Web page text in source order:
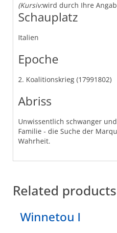
(Kursiv:wird durch Ihre
Schauplatz
Italien
Epoche
2. Koalitionskrieg (17991802)
Abriss
Unwissentlich schwanger
Familie - die Suche der
Wahrheit.
Related products
Winnetou I